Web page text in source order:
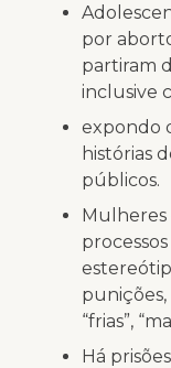
por
partiram
inclusive
expondo
histórias
públicos.
Mulheres
“frias”,
Há